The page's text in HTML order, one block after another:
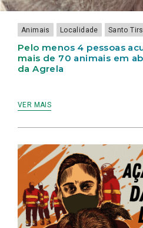
Animais Localidade Santo
Pelo menos 4 pessoas
mais de 70 animais em
da Agrela
VER MAIS
EM
ILEGAL
NA
SERRA
DA
AGRELA